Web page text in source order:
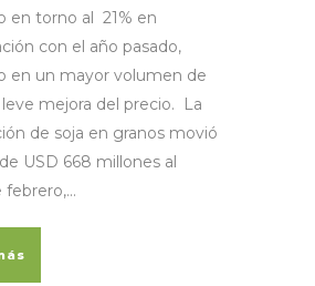
en torno al 21% en
con el año pasado,
en un mayor volumen de
mejora del precio. La
de soja en granos movió
USD 668 millones al
febrero,...